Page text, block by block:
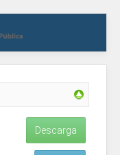
Descarga